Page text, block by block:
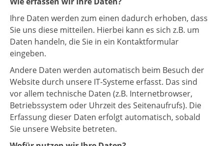
Ihre Daten werden zum einen dadurch erhoben, dass
Sie uns diese mitteilen. Hierbei kann es sich z.B. um
Daten handeln, die Sie in ein Kontaktformular
eingeben.
Andere Daten werden automatisch beim Besuch der
Website durch unsere IT-Systeme erfasst. Das sind
vor allem technische Daten (z.B. Internetbrowser,
Betriebssystem oder Uhrzeit des Seitenaufrufs). Die
Erfassung dieser Daten erfolgt automatisch, sobald
Sie unsere Website betreten.